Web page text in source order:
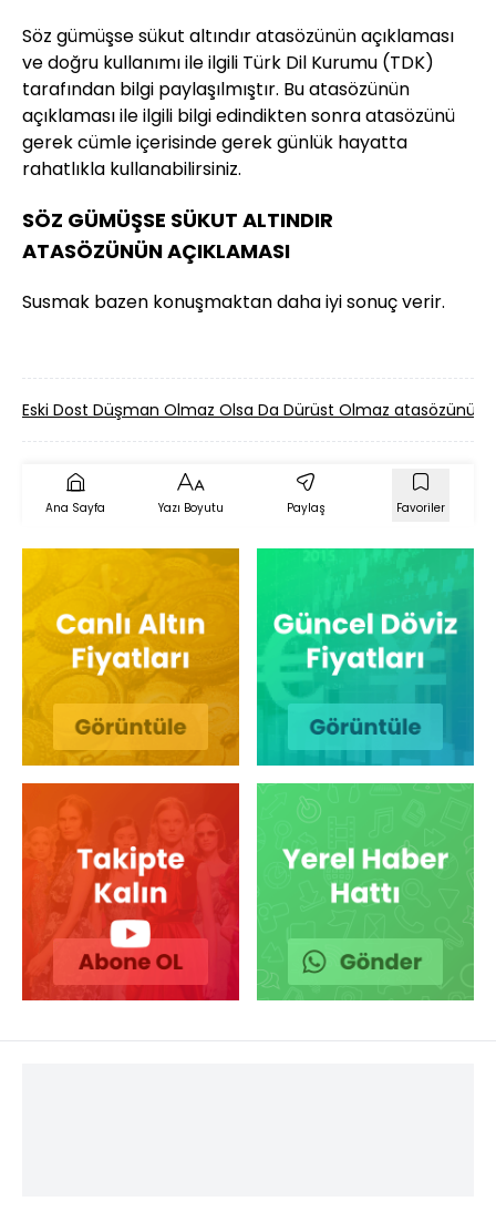
Söz gümüşse sükut altındır atasözünün açıklaması
ve doğru kullanımı ile ilgili Türk Dil Kurumu (TDK)
tarafından bilgi paylaşılmıştır. Bu atasözünün
açıklaması ile ilgili bilgi edindikten sonra atasözünü
gerek cümle içerisinde gerek günlük hayatta
rahatlıkla kullanabilirsiniz.
SÖZ GÜMÜŞSE SÜKUT ALTINDIR
ATASÖZÜNÜN AÇIKLAMASI
Susmak bazen konuşmaktan daha iyi sonuç verir.
Eski Dost Düşman Olmaz Olsa Da Dürüst Olmaz atasözünün
Ana Sayfa Yazı Boyutu Paylaş Favoriler